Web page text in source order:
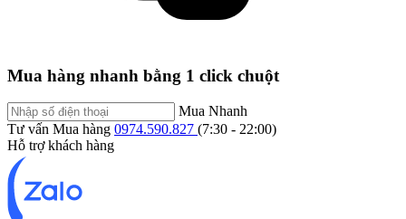
Mua hàng nhanh bằng 1 click chuột
Mua Nhanh
Tư vấn Mua hàng 0974.590.827 (7:30 - 22:00)
Hỗ trợ khách hàng